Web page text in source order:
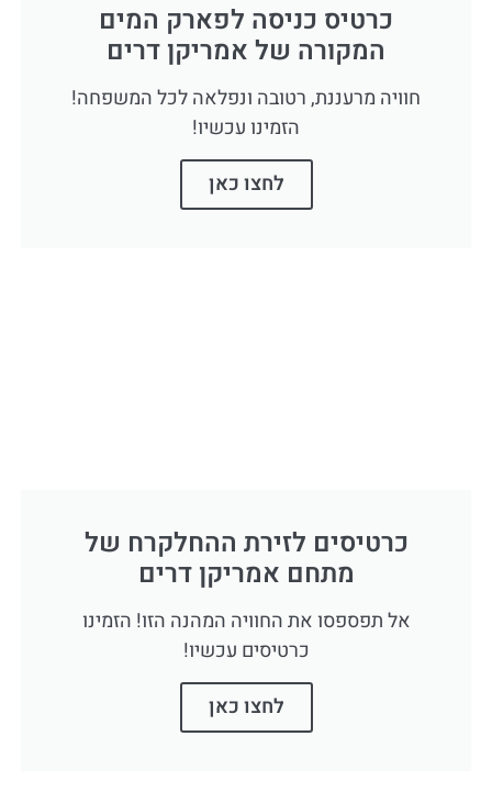
כרטיס כניסה לפארק המים
המקורה של אמריקן דרים
חוויה מרעננת, רטובה ונפלאה לכל המשפחה!
הזמינו עכשיו!
לחצו כאן
כרטיסים לזירת ההחלקרח של
מתחם אמריקן דרים
אל תפספסו את החוויה המהנה הזו! הזמינו
כרטיסים עכשיו!
לחצו כאן